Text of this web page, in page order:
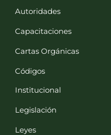
Autoridades
Capacitaciones
Cartas Orgánicas
Códigos
Institucional
Legislación
Leyes